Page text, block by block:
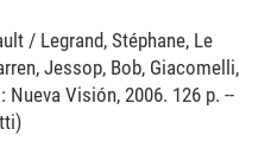
/ Legrand, Stéphane, Le
Jessop, Bob, Giacomelli,
Visión, 2006. 126 p. --